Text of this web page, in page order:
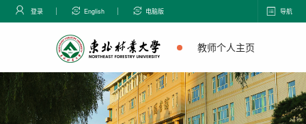
登录 English 电脑版 导航
教师个人主页